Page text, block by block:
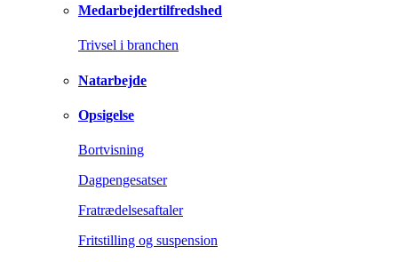
Medarbejdertilfredshed
Trivsel i branchen
Natarbejde
Opsigelse
Bortvisning
Dagpengesatser
Fratrædelsesaftaler
Fritstilling og suspension